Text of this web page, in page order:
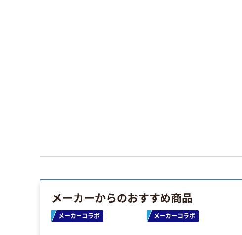
メーカーからのおすすめ商品
メーカーコラボ メーカーコラボ